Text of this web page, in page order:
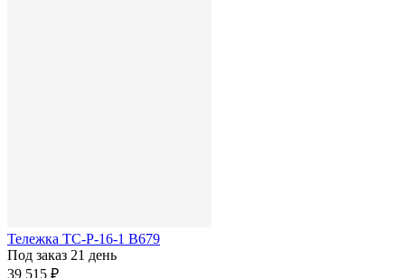
Тележка ТС-Р-16-1 В679
Под заказ 21 день
39 515 ₽